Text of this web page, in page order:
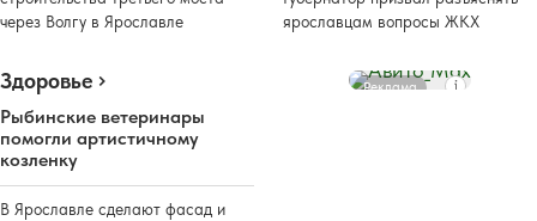
через Волгу в Ярославле
ярославцам вопросы ЖКХ
Здоровье
Рыбинские ветеринары
помогли артистичному
козленку
В Ярославле сделают фасад и
Реклама